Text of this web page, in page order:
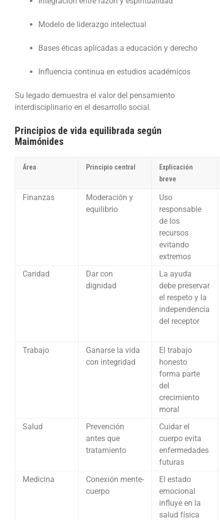
Modelo de liderazgo intelectual
Bases éticas aplicadas a educación y derecho
Influencia continua en estudios académicos
Su legado demuestra el valor del pensamiento
interdisciplinario en el desarrollo social.
Principios de vida equilibrada según
Maimónides
Área Principio central
Explicación
breve
Finanzas
Moderación y
equilibrio
Uso
responsable
de los
recursos
evitando
extremos
Caridad
Dar con
dignidad
La ayuda
debe preservar
el respeto y la
independencia
del receptor
Trabajo
Ganarse la vida
con integridad
El trabajo
honesto
forma parte
del
crecimiento
moral
Salud
Prevención
antes que
tratamiento
Cuidar el
cuerpo evita
enfermedades
futuras
Medicina
Conexión mente-
cuerpo
El estado
emocional
influye en la
salud física